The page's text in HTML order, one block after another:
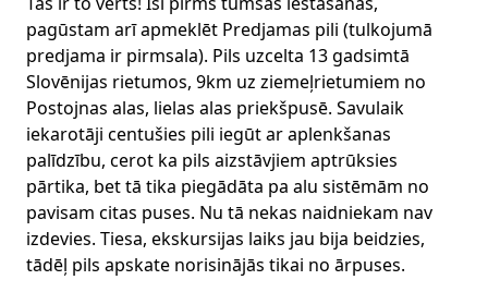
pagūstam arī apmeklēt Predjamas pili (tulkojumā
predjama ir pirmsala). Pils uzcelta 13 gadsimtā
Slovēnijas rietumos, 9km uz ziemeļrietumiem no
Postojnas alas, lielas alas priekšpusē. Savulaik
iekarotāji centušies pili iegūt ar aplenkšanas
palīdzību, cerot ka pils aizstāvjiem aptrūksies
pārtika, bet tā tika piegādāta pa alu sistēmām no
pavisam citas puses. Nu tā nekas naidniekam nav
izdevies. Tiesa, ekskursijas laiks jau bija beidzies,
tādēļ pils apskate norisinājās tikai no ārpuses.